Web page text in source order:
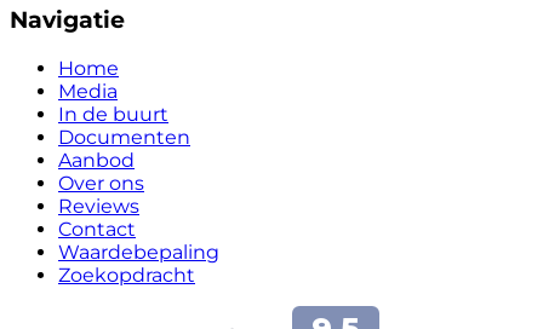
Navigatie
Home
Media
In de buurt
Documenten
Aanbod
Over ons
Reviews
Contact
Waardebepaling
Zoekopdracht